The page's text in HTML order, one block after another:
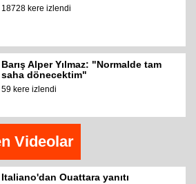
18728 kere izlendi
Barış Alper Yılmaz: "Normalde tam
saha dönecektim"
59 kere izlendi
Videolar
Italiano'dan Ouattara yanıtı